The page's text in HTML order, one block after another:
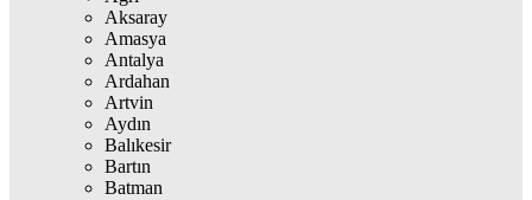
Aksaray
Amasya
Antalya
Ardahan
Artvin
Aydın
Balıkesir
Bartın
Batman